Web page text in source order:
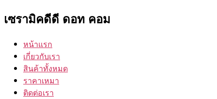
เซรามิคดีดี ดอท คอม
หน้าแรก
เกี่ยวกับเรา
สินค้าทั้งหมด
ราคาเหมา
ติดต่อเรา